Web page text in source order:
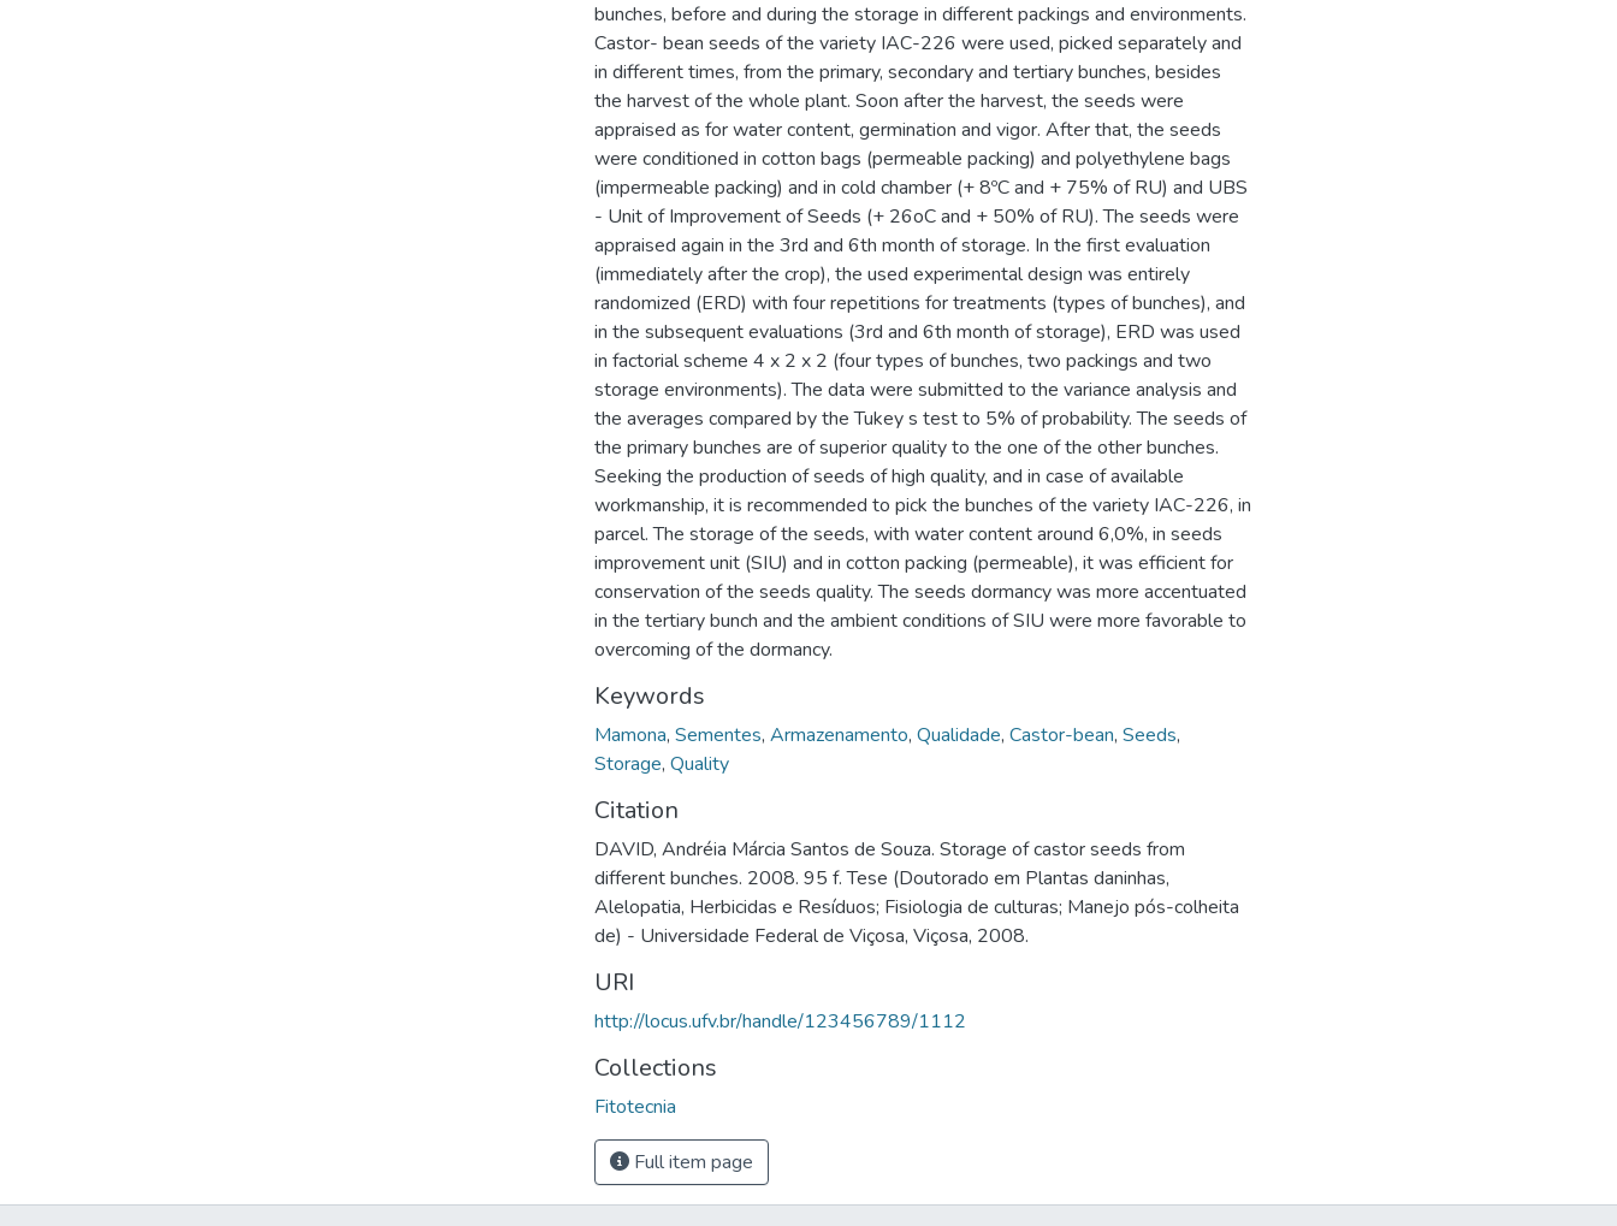
bunches, before and during the storage in different packings and environments.
Castor- bean seeds of the variety IAC-226 were used, picked separately and
in different times, from the primary, secondary and tertiary bunches, besides
the harvest of the whole plant. Soon after the harvest, the seeds were
appraised as for water content, germination and vigor. After that, the seeds
were conditioned in cotton bags (permeable packing) and polyethylene bags
(impermeable packing) and in cold chamber (+ 8ºC and + 75% of RU) and UBS
- Unit of Improvement of Seeds (+ 26oC and + 50% of RU). The seeds were
appraised again in the 3rd and 6th month of storage. In the first evaluation
(immediately after the crop), the used experimental design was entirely
randomized (ERD) with four repetitions for treatments (types of bunches), and
in the subsequent evaluations (3rd and 6th month of storage), ERD was used
in factorial scheme 4 x 2 x 2 (four types of bunches, two packings and two
storage environments). The data were submitted to the variance analysis and
the averages compared by the Tukey s test to 5% of probability. The seeds of
the primary bunches are of superior quality to the one of the other bunches.
Seeking the production of seeds of high quality, and in case of available
workmanship, it is recommended to pick the bunches of the variety IAC-226, in
parcel. The storage of the seeds, with water content around 6,0%, in seeds
improvement unit (SIU) and in cotton packing (permeable), it was efficient for
conservation of the seeds quality. The seeds dormancy was more accentuated
in the tertiary bunch and the ambient conditions of SIU were more favorable to
overcoming of the dormancy.
Keywords
Mamona, Sementes, Armazenamento, Qualidade, Castor-bean, Seeds,
Storage, Quality
Citation
DAVID, Andréia Márcia Santos de Souza. Storage of castor seeds from
different bunches. 2008. 95 f. Tese (Doutorado em Plantas daninhas,
Alelopatia, Herbicidas e Resíduos; Fisiologia de culturas; Manejo pós-colheita
de) - Universidade Federal de Viçosa, Viçosa, 2008.
URI
http://locus.ufv.br/handle/123456789/1112
Collections
Fitotecnia
Full item page